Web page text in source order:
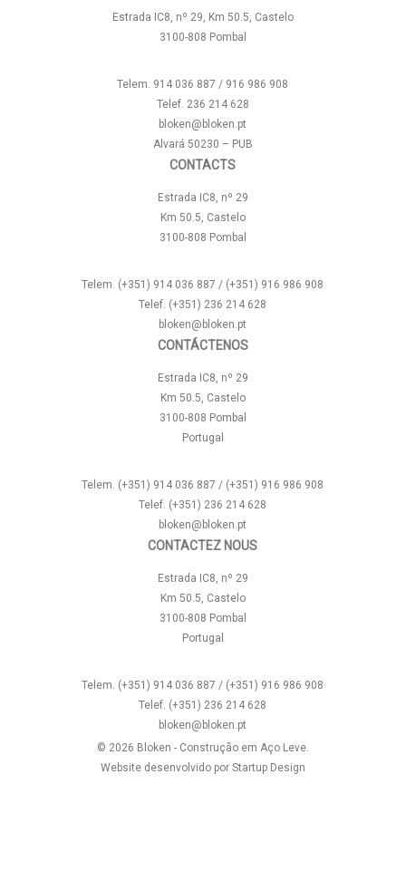
Estrada IC8, nº 29, Km 50.5, Castelo
3100-808 Pombal
Telem. 914 036 887 / 916 986 908
Telef. 236 214 628
bloken@bloken.pt
Alvará 50230 – PUB
CONTACTS
Estrada IC8, nº 29
Km 50.5, Castelo
3100-808 Pombal
Telem. (+351) 914 036 887 / (+351) 916 986 908
Telef. (+351) 236 214 628
bloken@bloken.pt
CONTÁCTENOS
Estrada IC8, nº 29
Km 50.5, Castelo
3100-808 Pombal
Portugal
Telem. (+351) 914 036 887 / (+351) 916 986 908
Telef. (+351) 236 214 628
bloken@bloken.pt
CONTACTEZ NOUS
Estrada IC8, nº 29
Km 50.5, Castelo
3100-808 Pombal
Portugal
Telem. (+351) 914 036 887 / (+351) 916 986 908
Telef. (+351) 236 214 628
bloken@bloken.pt
© 2026 Bloken - Construção em Aço Leve.
Website desenvolvido por Startup Design